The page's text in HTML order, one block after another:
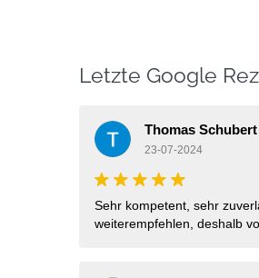
Letzte Google
Thomas Schubert
23-07-2024
Sehr kompetent, sehr
weiterempfehlen, deshalb